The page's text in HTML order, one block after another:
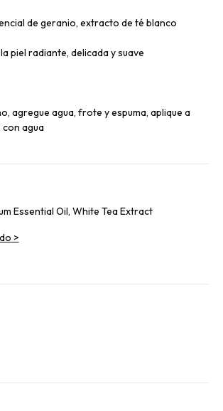
de geranio, extracto de té blanco
piel radiante, delicada y suave
agregue agua, frote y espuma, aplique a
con agua
Essential Oil, White Tea Extract
>